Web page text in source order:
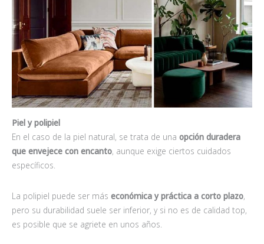
Piel y polipiel
En el caso de la piel natural, se trata de una opción duradera
que envejece con encanto, aunque exige ciertos cuidados
específicos.
La polipiel puede ser más económica y práctica a corto plazo,
pero su durabilidad suele ser inferior, y si no es de calidad top,
es posible que se agriete en unos años.